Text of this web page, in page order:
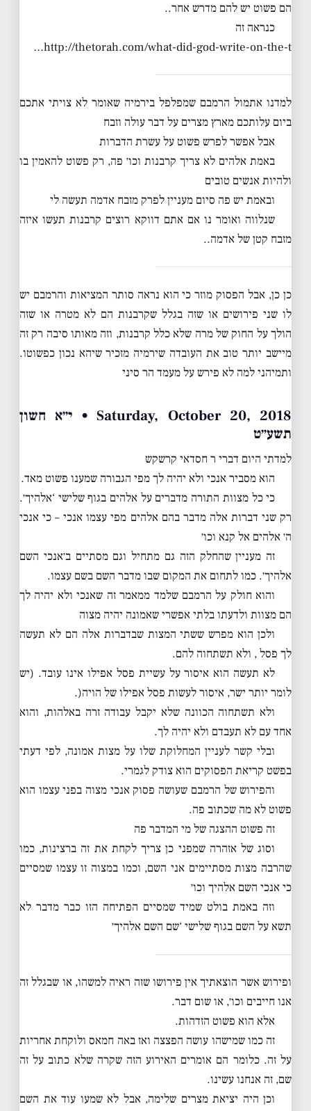
הם פשוט יש להם מדרש אחר..
כנראה זה
http://thetorah.com/what-did-god-write-on-the-t…
למדנו אתמול הרמבם שמפלפל בירמיה שאומר לא צויתי אתכם
ביום עלותכם מארץ מצרים על דבר עולה וזבח
אבל אפשר לפרש פשוט על עשרת הדברות
באמת אלהים לא צריך קרבנות וכו׳ פה, רק פשוט להאמין בו
ולהיות אנשים טובים
ובאמת יש פה סיום מעניין לפרק מזבח אדמה תעשה לי
שנלווה ואומר נו אם אתם דווקא רוצים קרבנות תעשו איזה
מזבח קטן של אדמה..
כן כן, אבל הפסוק מוזר כי הוא נראה סותר המציאות והרמבם יש
לו שני פירושים או שזה בגלל שקרבנות הם לא מטרה או שזה
הולך על החוק של מרה שלא כלל קרבנות, וזה מאותו סיבה רק זה
מיישב יותר טוב את העובדה שירמיה מזכיר שיהא נכון כפשוטו.
ותמיהני למה לא פירש על מעמד הר סיני
Saturday, October 20, 2018 • י״א חשון
תשע״ט
למדתי היום דברי ר חסדאי קרשקש
הוא מסביר אנכי ולא יהיה לך מפי הגבורה שמענו פשוט מאד.
כי כל מצוות התורה מדברים על אלהים בגוף שלישי ‘אלהיך׳.
רק שני דברות אלה מדבר בהם אלהים מפי עצמו אנכי – כי אנכי
ה׳ אלהים אל קנא וכו׳
זה מעניין שהחלק הזה גם מתחיל וגם מסתיים ב׳אנכי השם
אלהיך׳. כמו לתחום את המקום שבו מדבר השם בשם עצמו.
והוא חולק על הרמבם שלמד ממאמר זה שאנכי ולא יהיה לך
הם מצוות ולדעתו בלתי אפשרי שאמונה יהיה מצוה
ולכן הוא מפרש ששתי המצות שבדברות אלה הם לא תעשה
לך פסל , ולא תשתחוה להם.
לא תעשה הוא איסור על עשיית פסל אפילו אינו עובד. (יש
לומר יותר ישר, איסור לעשות פסל אפילו של הויה(.
ולא תשתחוה הכוונה שלא יקבל עבודה זרה באלהות, והוא
אחד עם לא תעבדם ולא יהיה לך.
ובלי קשר לעניין המחלוקת שלו על מצות אמונה, לפי דעתי
בפשט קריאת הפסוקים הוא צודק לגמרי.
והפירוש של הרמבם שעושה פסוק אנכי מצוה בפני עצמו הוא
פשוט לא מה שכתוב פה.
זה פשוט ההצגה של מי המדבר פה
וסוג של אזהרה שמפני כן צריך לקחת את זה ברצינות, כמו
שהרבה מצות מסתיימים אני השם, וכמו במצוה זו עצמו שמסיים
כי אנכי השם אלהיך וכו׳
וזה באמת בולט שמיד שמסיים הפתיחה הזו כבר מדבר לא
תשא על השם בגוף שלישי ‘שם השם אלהיך׳
ופירוש אשר הוצאתיך אין פירושו שזה ראיה למשהו, או שבגלל זה
אנו חייבים וכו׳, או שום דבר.
אלא הוא פשוט הזדהות.
זה כמו שמישהו עושה הפצצה ואז באה חמאס ולוקחת אחריות
על זה. כלומר הם אומרים האירוע הזה שקרה שלא כתוב על זה
שם, זה אנחנו עשינו.
וכן היה יציאת מצרים שלימה, אבל לא שמעו עוד את השם